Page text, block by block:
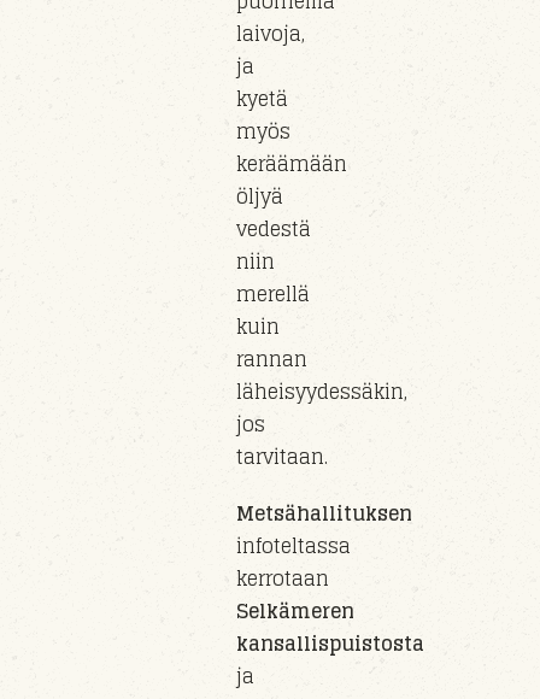
laivoja,
ja
kyetä
myös
keräämään
öljyä
vedestä
niin
merellä
kuin
rannan
läheisyydessäkin,
jos
tarvitaan.
Metsähallituksen
infoteltassa
kerrotaan
Selkämeren
kansallispuistosta
ja